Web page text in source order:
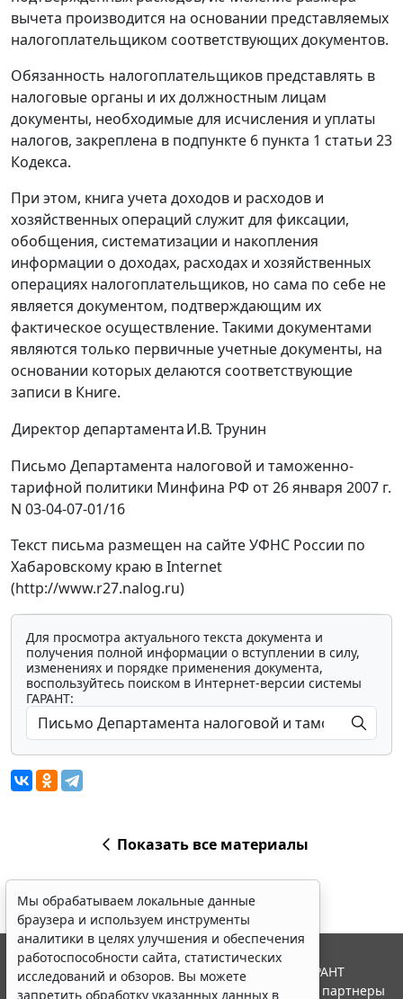
вычета производится на основании представляемых
налогоплательщиком соответствующих документов.
Обязанность налогоплательщиков представлять в
налоговые органы и их должностным лицам
документы, необходимые для исчисления и уплаты
налогов, закреплена в подпункте 6 пункта 1 статьи 23
Кодекса.
При этом, книга учета доходов и расходов и
хозяйственных операций служит для фиксации,
обобщения, систематизации и накопления
информации о доходах, расходах и хозяйственных
операциях налогоплательщиков, но сама по себе не
является документом, подтверждающим их
фактическое осуществление. Такими документами
являются только первичные учетные документы, на
основании которых делаются соответствующие
записи в Книге.
Директор департаментаИ.В. Трунин
Письмо Департамента налоговой и таможенно-
тарифной политики Минфина РФ от 26 января 2007 г.
N 03-04-07-01/16
Текст письма размещен на сайте УФНС России по
Хабаровскому краю в Internet
(http://www.r27.nalog.ru)
Для просмотра актуального текста документа и
получения полной информации о вступлении в силу,
изменениях и порядке применения документа,
воспользуйтесь поиском в Интернет-версии системы
ГАРАНТ:
Показать все материалы
Мы обрабатываем локальные данные
браузера и используем инструменты
аналитики в целях улучшения и обеспечения
работоспособности сайта, статистических
исследований и обзоров. Вы можете
запретить обработку указанных данных в
© ООО "НПП "ГАРАНТ-СЕРВИС", 2026. Система ГАРАНТ
выпускается с 1990 года. Компания "Гарант" и ее партнеры